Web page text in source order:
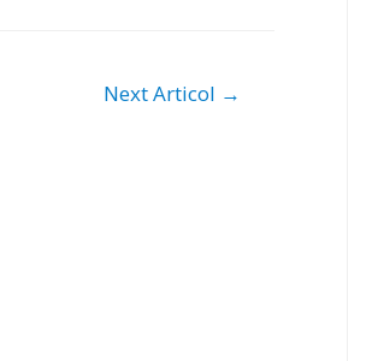
Next Articol →